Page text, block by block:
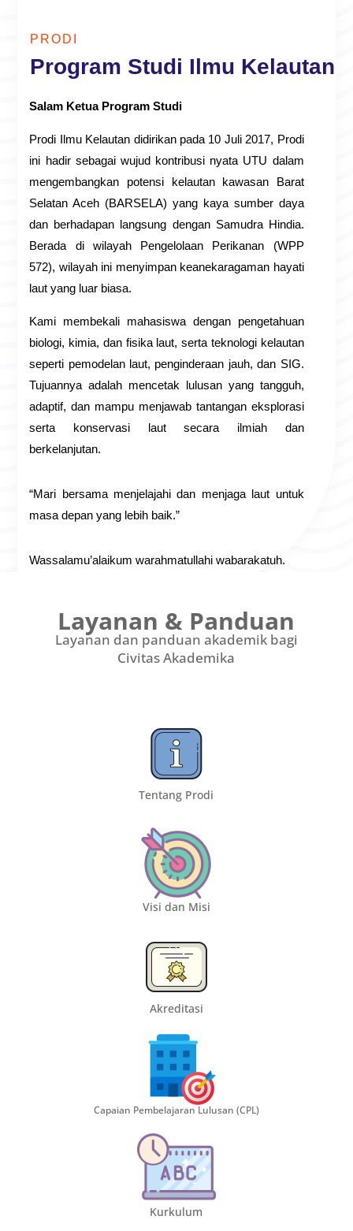
PRODI
Program Studi Ilmu Kelautan
Salam Ketua Program Studi
Prodi Ilmu Kelautan didirikan pada 10 Juli 2017, Prodi
ini hadir sebagai wujud kontribusi nyata UTU dalam
mengembangkan potensi kelautan kawasan Barat
Selatan Aceh (BARSELA) yang kaya sumber daya
dan berhadapan langsung dengan Samudra Hindia.
Berada di wilayah Pengelolaan Perikanan (WPP
572), wilayah ini menyimpan keanekaragaman hayati
laut yang luar biasa.
Kami membekali mahasiswa dengan pengetahuan
biologi, kimia, dan fisika laut, serta teknologi kelautan
seperti pemodelan laut, penginderaan jauh, dan SIG.
Tujuannya adalah mencetak lulusan yang tangguh,
adaptif, dan mampu menjawab tantangan eksplorasi
serta konservasi laut secara ilmiah dan
berkelanjutan.
“Mari bersama menjelajahi dan menjaga laut untuk
masa depan yang lebih baik.”
Wassalamu’alaikum warahmatullahi wabarakatuh.
Layanan & Panduan
Layanan dan panduan akademik bagi
Civitas Akademika
Tentang Prodi
Visi dan Misi
Akreditasi
Capaian Pembelajaran Lulusan (CPL)
Kurkulum